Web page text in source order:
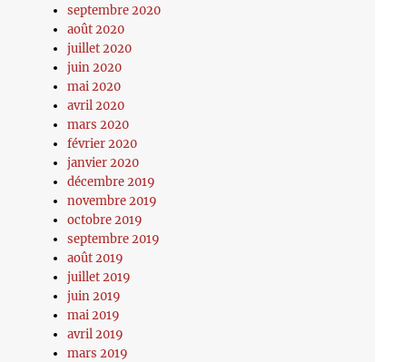
septembre 2020
août 2020
juillet 2020
juin 2020
mai 2020
avril 2020
mars 2020
février 2020
janvier 2020
décembre 2019
novembre 2019
octobre 2019
septembre 2019
août 2019
juillet 2019
juin 2019
mai 2019
avril 2019
mars 2019